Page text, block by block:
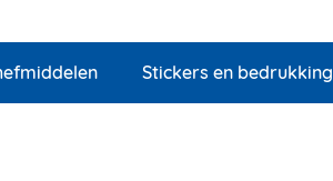
Stickers en bedrukking